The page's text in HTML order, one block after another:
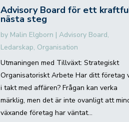
Advisory Board för ett
nästa steg
by Malin Elgborn |Advisory Board,
Ledarskap, Organisation
Utmaningen med Tillväxt: Strategiskt
Organisatoriskt Arbete Har ditt företag
i takt med affären? Frågan kan verka
märklig, men det är inte ovanligt att
växande företag har väntat...